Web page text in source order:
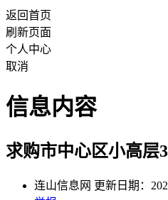
返回首页
刷新页面
个人中心
取消
信息内容
求购市中心区小高层
连山信息网 更新日期：